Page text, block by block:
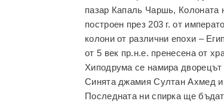
пазар Капаль Чаршь, Колоната
построен през 203 г. от
колони от различни епохи –
от 5 век пр.н.е. пренесена от
Хиподрума се намира
Синята джамия Султан Ахмед и
Последната ни спирка ще